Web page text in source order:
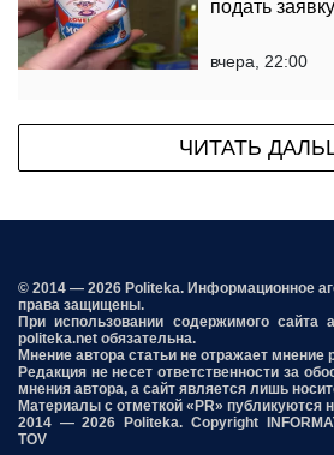
подать
вчера, 22:00
ЧИТАТЬ
© 2014 — 2026 Politeka. Информационное
права защищены.
При использовании содержимого сайта
politeka.net обязательна.
Мнение автора статьи не отражает мнение
Редакция не несет ответственности за
мнения автора, а сайт является лишь
Материалы с отметкой «PR» публикуются
2014 — 2026 Politeka. Copyright
TOV